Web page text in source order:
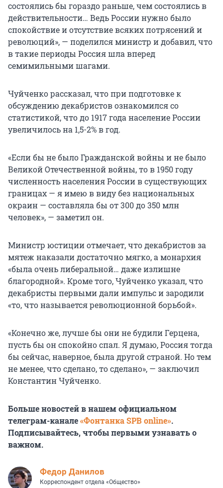
состоялись бы гораздо раньше, чем состоялись в
действительности… Ведь России нужно было
спокойствие и отсутствие всяких потрясений и
революций», — поделился министр и добавил, что
в такие периоды Россия шла вперед
семимильными шагами.
Чуйченко рассказал, что при подготовке к
обсуждению декабристов ознакомился со
статистикой, что до 1917 года население России
увеличилось на 1,5-2% в год.
«Если бы не было Гражданской войны и не было
Великой Отечественной войны, то в 1950 году
численность населения России в существующих
границах — я имею в виду без национальных
окраин — составляла бы от 300 до 350 млн
человек», — заметил он.
Министр юстиции отмечает, что декабристов за
мятеж наказали достаточно мягко, а монархия
«была очень либеральной… даже излишне
благородной». Кроме того, Чуйченко указал, что
декабристы первыми дали импульс и зародили
«то, что называется революционной борьбой».
«Конечно же, лучше бы они не будили Герцена,
пусть бы он спокойно спал. Я думаю, Россия тогда
бы сейчас, наверное, была другой страной. Но тем
не менее, что сделано, то сделано», — заключил
Константин Чуйченко.
Больше новостей в нашем официальном
телеграм-канале«Фонтанка SPB online».
Подписывайтесь, чтобы первыми узнавать о
важном.
Федор Данилов
Корреспондент отдела «Общество»